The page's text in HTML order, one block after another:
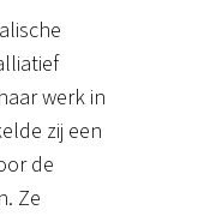
werk in
zij een
de
Ze